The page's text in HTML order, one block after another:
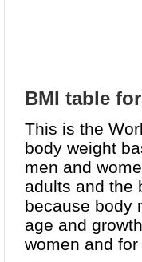
BMI table
This is the
body weight
men and
adults and the
because body
age and
women and